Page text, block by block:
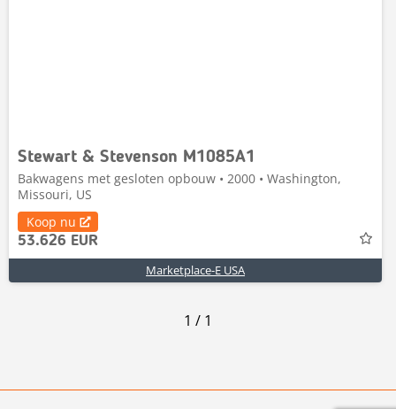
Stewart & Stevenson M1085A1
Bakwagens met gesloten opbouw • 2000 • Washington,
Missouri, US
Koop nu
53.626 EUR
Marketplace-E USA
1 / 1